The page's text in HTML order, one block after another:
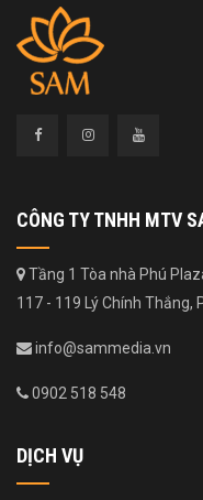
CÔNG TY TNHH MTV
Tầng 1 Tòa nhà Phú
117 - 119 Lý Chính Thắng,
info@sammedia.vn
0902 518 548
DỊCH VỤ